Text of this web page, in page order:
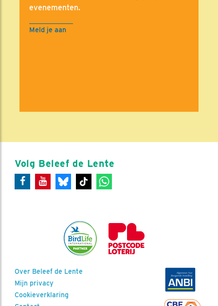
evenementen.
Meld je aan
Volg Beleef de Lente
Over Beleef de Lente
Mijn privacy
Cookieverklaring